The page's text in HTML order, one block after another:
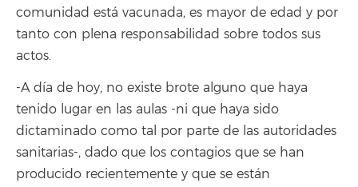
comunidad está vacunada, es mayor de edad y por
tanto con plena responsabilidad sobre todos sus
actos.
-A día de hoy, no existe brote alguno que haya
tenido lugar en las aulas -ni que haya sido
dictaminado como tal por parte de las autoridades
sanitarias-, dado que los contagios que se han
producido recientemente y que se están